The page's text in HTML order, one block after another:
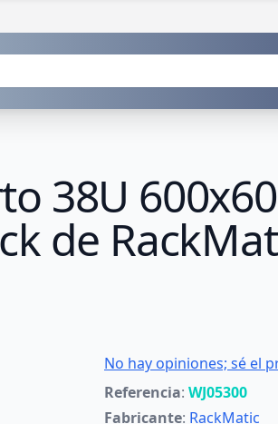
38U
de
No hay opiniones; sé el
Referencia: WJ05300
Fabricante: RackMatic